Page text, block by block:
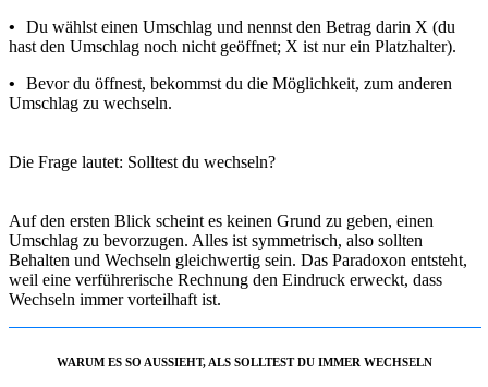
•
Du wählst einen Umschlag und nennst den Betrag darin X (du
hast den Umschlag noch nicht geöffnet; X ist nur ein Platzhalter).
•
Bevor du öffnest, bekommst du die Möglichkeit, zum anderen
Umschlag zu wechseln.
Die Frage lautet: Solltest du wechseln?
Auf den ersten Blick scheint es keinen Grund zu geben, einen
Umschlag zu bevorzugen. Alles ist symmetrisch, also sollten
Behalten und Wechseln gleichwertig sein. Das Paradoxon entsteht,
weil eine verführerische Rechnung den Eindruck erweckt, dass
Wechseln immer vorteilhaft ist.
WARUM ES SO AUSSIEHT, ALS SOLLTEST DU IMMER WECHSELN